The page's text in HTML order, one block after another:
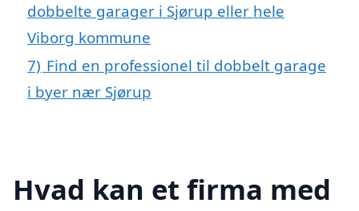
dobbelte garager i Sjørup eller hele
Viborg kommune
7) Find en professionel til dobbelt garage
i byer nær Sjørup
Hvad kan et firma med